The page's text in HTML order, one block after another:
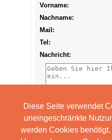
Diese Seite verwendet
uneingeschränkte
werden Cookies
Vorname:
Nachname:
Mail:
Tel:
Nachricht: